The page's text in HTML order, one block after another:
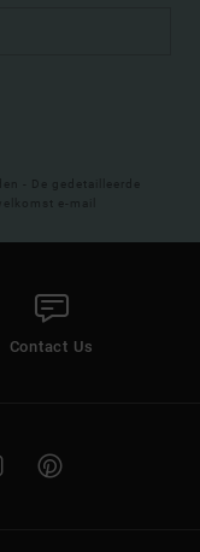
- De gedetailleerde
e-mail
Contact Us